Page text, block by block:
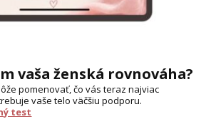
vaša ženská rovnováha?
pomenovať, čo vás teraz najviac
vaše telo väčšiu podporu.
test